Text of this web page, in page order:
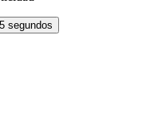
segundos